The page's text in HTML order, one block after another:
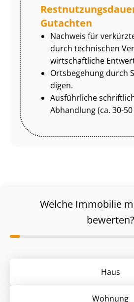
Gutachten
Nachweis für
durch technischen
wirtschaftliche
Ortsbegehung durch
di­gen.
Ausführliche
Abhandlung (ca. 30-
Welche Immobilie
bewerten?
Haus
Wohnung